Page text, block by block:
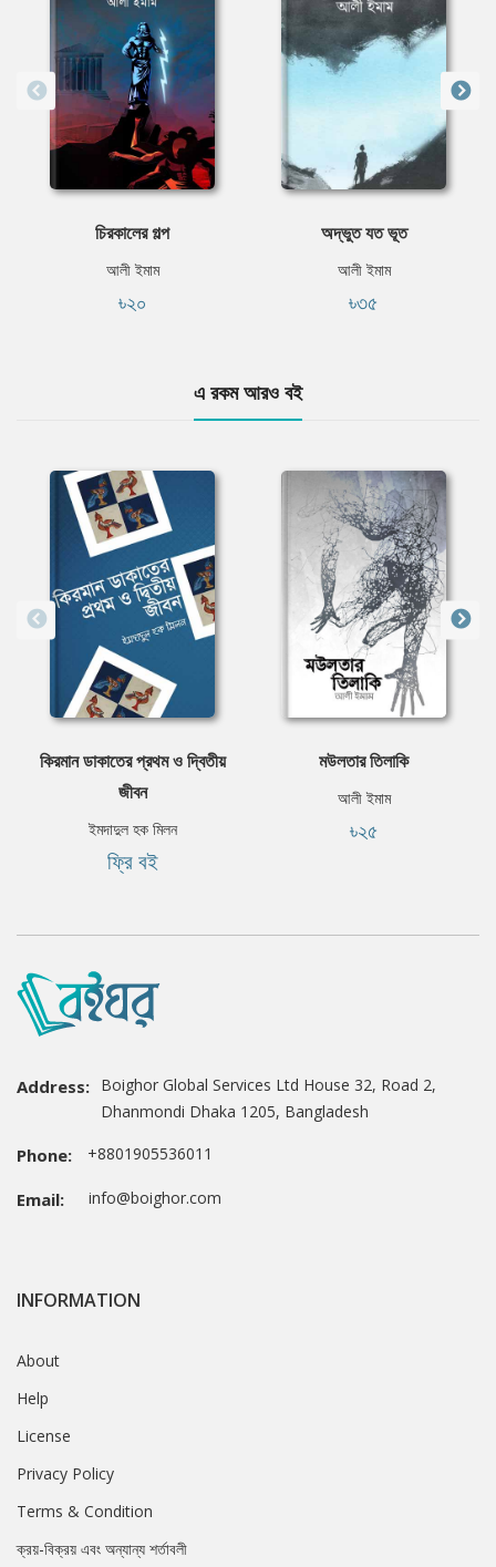
চিরকালের গল্প
আলী ইমাম
৳২০
অদ্ভুত যত ভূত
আলী ইমাম
৳৩৫
এ রকম আরও বই
কিরমান ডাকাতের প্রথম ও দ্বিতীয়
জীবন
ইমদাদুল হক মিলন
ফ্রি বই
মউলতার তিলাকি
আলী ইমাম
৳২৫
Address: Boighor Global Services Ltd House 32, Road 2,
Dhanmondi Dhaka 1205, Bangladesh
Phone: +8801905536011
Email: info@boighor.com
INFORMATION
About
Help
License
Privacy Policy
Terms & Condition
ক্রয়-বিক্রয় এবং অন্যান্য শর্তাবলী